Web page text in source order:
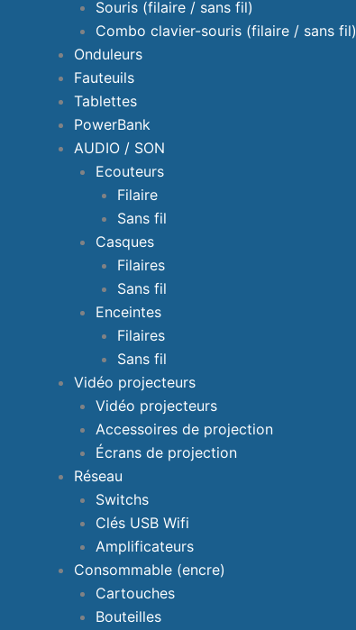
Souris (filaire / sans fil)
Combo clavier-souris (filaire / sans fil)
Onduleurs
Fauteuils
Tablettes
PowerBank
AUDIO / SON
Ecouteurs
Filaire
Sans fil
Casques
Filaires
Sans fil
Enceintes
Filaires
Sans fil
Vidéo projecteurs
Vidéo projecteurs
Accessoires de projection
Écrans de projection
Réseau
Switchs
Clés USB Wifi
Amplificateurs
Consommable (encre)
Cartouches
Bouteilles